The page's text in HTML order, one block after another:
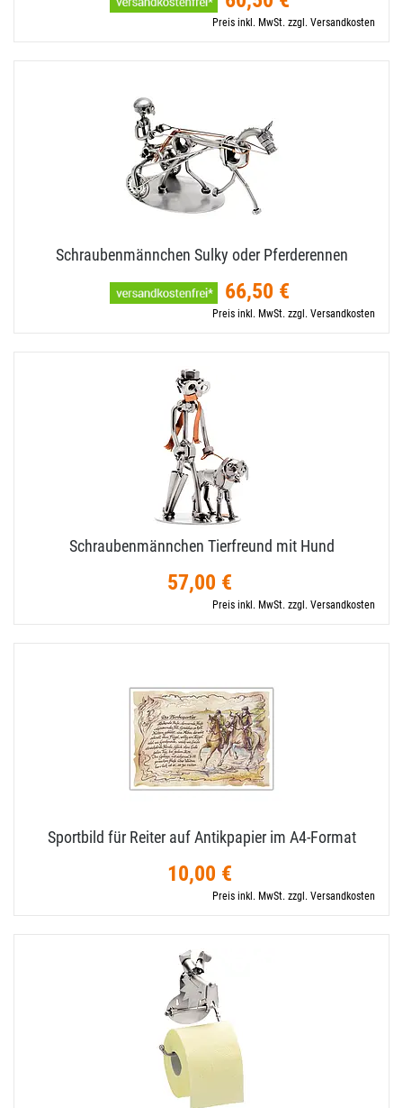
Preis inkl. MwSt. zzgl. Versandkosten
Schraubenmännchen Sulky oder Pferderennen
66,50 €
Preis inkl. MwSt. zzgl. Versandkosten
Schraubenmännchen Tierfreund mit Hund
57,00 €
Preis inkl. MwSt. zzgl. Versandkosten
Sportbild für Reiter auf Antikpapier im A4-​Format
10,00 €
Preis inkl. MwSt. zzgl. Versandkosten